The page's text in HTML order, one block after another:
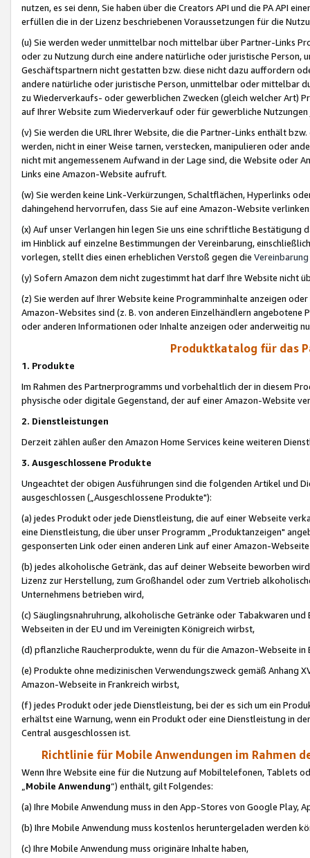
nutzen, es sei denn, Sie haben über die Creators API und die PA API
erfüllen die in der Lizenz beschriebenen Voraussetzungen für die
(u) Sie werden weder unmittelbar noch mittelbar über Partner-Links
oder zu Nutzung durch eine andere natürliche oder juristische
Geschäftspartnern nicht gestatten bzw. diese nicht dazu auffordern
andere natürliche oder juristische Person, unmittelbar oder mittelbar
zu Wiederverkaufs- oder gewerblichen Zwecken (gleich welcher Art)
auf Ihrer Website zum Wiederverkauf oder für gewerbliche
(v) Sie werden die URL Ihrer Website, die die Partner-Links enthält
werden, nicht in einer Weise tarnen, verstecken, manipulieren oder
nicht mit angemessenem Aufwand in der Lage sind, die Website oder
Links eine Amazon-Website aufruft.
(w) Sie werden keine Link-Verkürzungen, Schaltflächen, Hyperlinks
dahingehend hervorrufen, dass Sie auf eine Amazon-Website
(x) Auf unser Verlangen hin legen Sie uns eine schriftliche
im Hinblick auf einzelne Bestimmungen der Vereinbarung,
vorlegen, stellt dies einen erheblichen Verstoß gegen die Vereinbarung
(y) Sofern Amazon dem nicht zugestimmt hat darf Ihre Website nicht
(z) Sie werden auf Ihrer Website keine Programminhalte anzeigen
Amazon-Websites sind (z. B. von anderen Einzelhändlern
oder anderen Informationen oder Inhalte anzeigen oder anderweitig
Produktkatalog für das
1. Produkte
Im Rahmen des Partnerprogramms und vorbehaltlich der in diesem
physische oder digitale Gegenstand, der auf einer Amazon-Website
2. Dienstleistungen
Derzeit zählen außer den Amazon Home Services keine weiteren
3. Ausgeschlossene Produkte
Ungeachtet der obigen Ausführungen sind die folgenden Artikel und
ausgeschlossen („Ausgeschlossene Produkte"):
(a) jedes Produkt oder jede Dienstleistung, die auf einer Webseite
eine Dienstleistung, die über unser Programm „Produktanzeigen"
gesponserten Link oder einen anderen Link auf einer Amazon-
(b) jedes alkoholische Getränk, das auf deiner Webseite beworben
Lizenz zur Herstellung, zum Großhandel oder zum Vertrieb
Unternehmens betrieben wird,
(c) Säuglingsnahruhrung, alkoholische Getränke oder Tabakwaren
Webseiten in der EU und im Vereinigten Königreich wirbst,
(d) pflanzliche Raucherprodukte, wenn du für die Amazon-Webseite in
(e) Produkte ohne medizinischen Verwendungszweck gemäß Anhang
Amazon-Webseite in Frankreich wirbst,
(f) jedes Produkt oder jede Dienstleistung, bei der es sich um ein
erhältst eine Warnung, wenn ein Produkt oder eine Dienstleistung in
Central ausgeschlossen ist.
Richtlinie für Mobile Anwendungen im Rahmen
Wenn Ihre Website eine für die Nutzung auf Mobiltelefonen, Tablets
„Mobile Anwendung“) enthält, gilt Folgendes:
(a) Ihre Mobile Anwendung muss in den App-Stores von Google Play,
(b) Ihre Mobile Anwendung muss kostenlos heruntergeladen werden
(c) Ihre Mobile Anwendung muss originäre Inhalte haben,